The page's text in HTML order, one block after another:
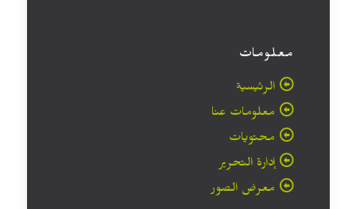
معلومات
الرئيسية
معلومات عنا
محتويات
إدارة التحرير
معرض الصور